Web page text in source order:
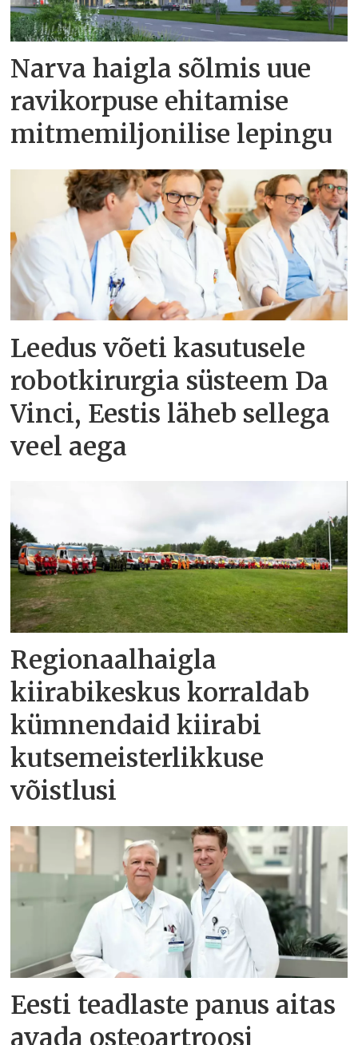
Narva haigla sõlmis uue
ravikorpuse ehitamise
mitmemiljonilise lepingu
Leedus võeti kasutusele
robotkirurgia süsteem Da
Vinci, Eestis läheb sellega
veel aega
Regionaalhaigla
kiirabikeskus korraldab
kümnendaid kiirabi
kutsemeisterlikkuse
võistlusi
Eesti teadlaste panus aitas
avada osteoartroosi